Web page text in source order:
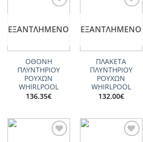
ΕΞΑΝΤΛΗΜΈΝΟ
ΟΘΟΝΗ
ΠΛΥΝΤΗΡΙΟΥ
ΡΟΥΧΩΝ
WHIRLPOOL
136.35€
ΕΞΑΝΤΛΗΜΈΝΟ
ΠΛΑΚΕΤΑ
ΠΛΥΝΤΗΡΙΟΥ
ΡΟΥΧΩΝ
WHIRLPOOL
132.00€